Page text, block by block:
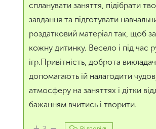
спланувати заняття, підібрати
завдання та підготувати
роздатковий матеріал так, щоб
кожну дитинку. Весело і під час
ігр.Привітність, доброта
допомагають ій налагодити
атмосферу на заняттях і дітки
бажанням вчитись і творити.